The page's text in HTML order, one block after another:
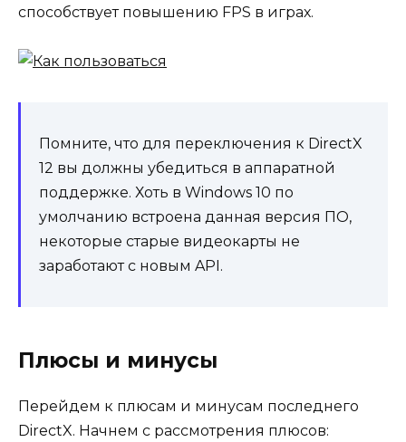
способствует повышению FPS в играх.
Помните, что для переключения к DirectX
12 вы должны убедиться в аппаратной
поддержке. Хоть в Windows 10 по
умолчанию встроена данная версия ПО,
некоторые старые видеокарты не
заработают с новым API.
Плюсы и минусы
Перейдем к плюсам и минусам последнего
DirectX. Начнем с рассмотрения плюсов: